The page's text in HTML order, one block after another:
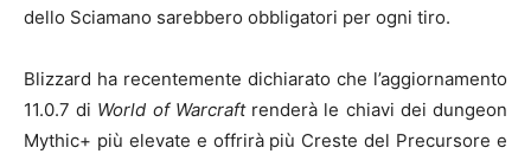
dello Sciamano sarebbero obbligatori per ogni tiro.
Blizzard ha recentemente dichiarato che l’aggiornamento
11.0.7 di World of Warcraftrenderà le chiavi dei dungeon
Mythic+ più elevate e offrirà più Creste del Precursore e